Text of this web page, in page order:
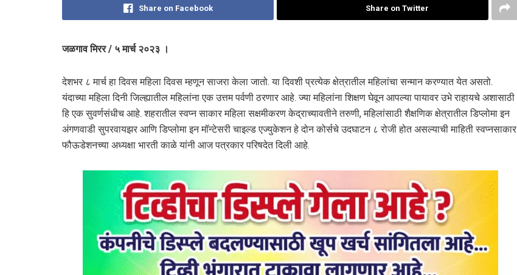
Share on Facebook Share on Twitter
जळगाव मिरर / ५ मार्च २०२३ ।
देशभर ८ मार्च हा दिवस महिला दिवस म्हणून साजरा केला जातो. या दिवशी प्रत्येक क्षेत्रातील महिलांचा सन्मान करण्यात येत असतो.
यंदाच्या महिला दिनी जिल्ह्यातील महिलांना एक उत्तम पर्वणी ठरणार आहे. ज्या महिलांना शिक्षण घेवून आपल्या पायावर उभे राहायचे अशासाठी
हि एक सुवर्णसंधीच आहे. शहरातील स्वप्न साकार महिला सक्षमीकरण केद्राच्यावतीने तरुणी, महिलांसाठी शैक्षणिक क्षेत्रातील डिप्लोमा इन
अंगणवाडी सुपरवायझर आणि डिप्लोमा इन मॉन्टेसरी चाइल्ड एज्युकेशन हे दोन कोर्सचे उदघाटन ८ रोजी होत असल्याची माहिती स्वप्नसाकार
फौऊडेशनच्या अध्यक्षा भारती काळे यांनी आज पत्रकार परिषदेत दिली आहे.